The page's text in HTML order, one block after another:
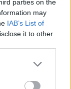
parties on the
may
IAB’s List of
it to other
more Google
may click to
η
και